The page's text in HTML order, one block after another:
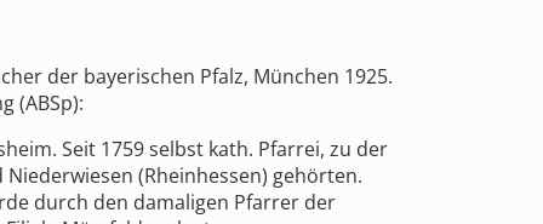
der bayerischen Pfalz, München 1925.
(ABSp):
Seit 1759 selbst kath. Pfarrei, zu der
(Rheinhessen) gehörten.
durch den damaligen Pfarrer der